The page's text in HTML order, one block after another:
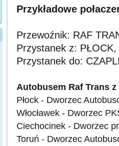
Przykładowe
Przewoźnik: RAF
Przystanek z:
Przystanek do:
Autobusem Raf Trans
Płock - Dworzec
Włocławek - Dworzec
Ciechocinek - Dworzec
Toruń - Dworzec